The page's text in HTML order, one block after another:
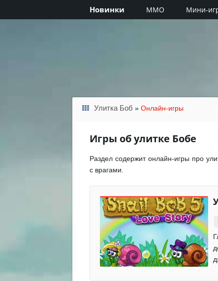
Новинки MMO Мини-
Улитка Боб » Онлайн-игры
Игры об улитке Бобе
Раздел содержит онлайн-игры про
с врагами.